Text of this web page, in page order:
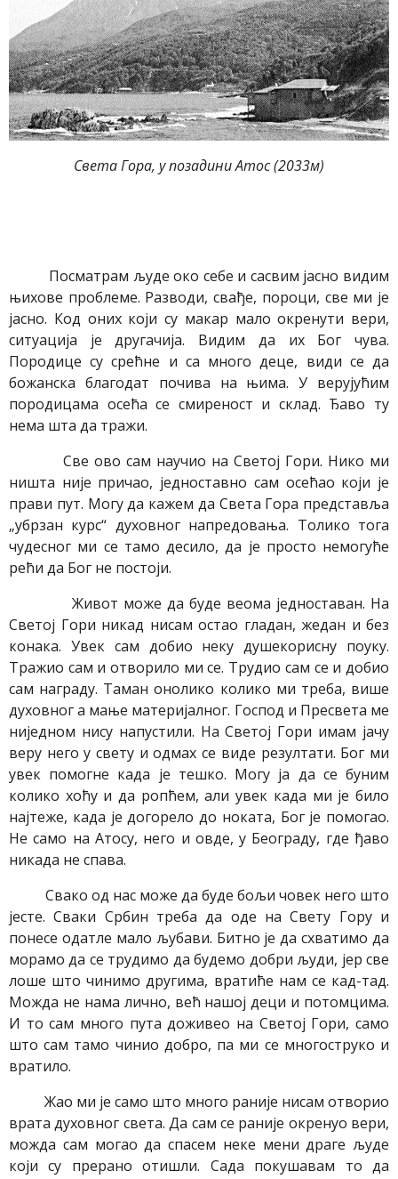
Света Гора, у позадини Атос (2033м)
Посматрам људе око себе и сасвим јасно видим
њихове проблеме. Разводи, свађе, пороци, све ми је
јасно. Код оних који су макар мало окренути вери,
ситуација је другачија. Видим да их Бог чува.
Породице су срећне и са много деце, види се да
божанска благодат почива на њима. У верујућим
породицама осећа се смиреност и склад. Ђаво ту
нема шта да тражи.
Све ово сам научио на Светој Гори. Нико ми
ништа није причао, једноставно сам осећао који је
прави пут. Могу да кажем да Света Гора представља
„убрзан курс“ духовног напредовања. Толико тога
чудесног ми се тамо десило, да је просто немогуће
рећи да Бог не постоји.
Живот може да буде веома једноставан. На
Светој Гори никад нисам остао гладан, жедан и без
конака. Увек сам добио неку душекорисну поуку.
Тражио сам и отворило ми се. Трудио сам се и добио
сам награду. Таман онолико колико ми треба, више
духовног а мање материјалног. Господ и Пресвета ме
ниједном нису напустили. На Светој Гори имам јачу
веру него у свету и одмах се виде резултати. Бог ми
увек помогне када је тешко. Могу ја да се буним
колико хоћу и да ропћем, али увек када ми је било
најтеже, када је догорело до ноката, Бог је помогао.
Не само на Атосу, него и овде, у Београду, где ђаво
никада не спава.
Свако од нас може да буде бољи човек него што
јесте. Сваки Србин треба да оде на Свету Гору и
понесе одатле мало љубави. Битно је да схватимо да
морамо да се трудимо да будемо добри људи, јер све
лоше што чинимо другима, вратиће нам се кад-тад.
Можда не нама лично, већ нашој деци и потомцима.
И то сам много пута доживео на Светој Гори, само
што сам тамо чинио добро, па ми се многоструко и
вратило.
Жао ми је само што много раније нисам отворио
врата духовног света. Да сам се раније окренуо вери,
можда сам могао да спасем неке мени драге људе
који су прерано отишли. Сада покушавам то да